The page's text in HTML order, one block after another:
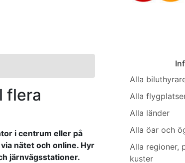
flera
i centrum eller på
nätet och online. Hyr
järnvägsstationer.
Alla
Alla
Alla länder
Alla öar och
Alla regioner,
kuster